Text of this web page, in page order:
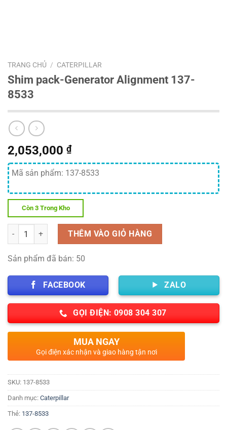
TRANG CHỦ / CATERPILLAR
Shim pack-Generator Alignment 137-
8533
2,053,000 ₫
Mã sản phẩm: 137-8533
Còn 3 Trong Kho
Số lượng THÊM VÀO GIỎ HÀNG
Sản phẩm đã bán: 50
FACEBOOK ZALO
GỌI ĐIỆN: 0908 304 307
MUA NGAY
Gọi điện xác nhận và giao hàng tận nơi
SKU: 137-8533
Danh mục: Caterpillar
Thẻ: 137-8533